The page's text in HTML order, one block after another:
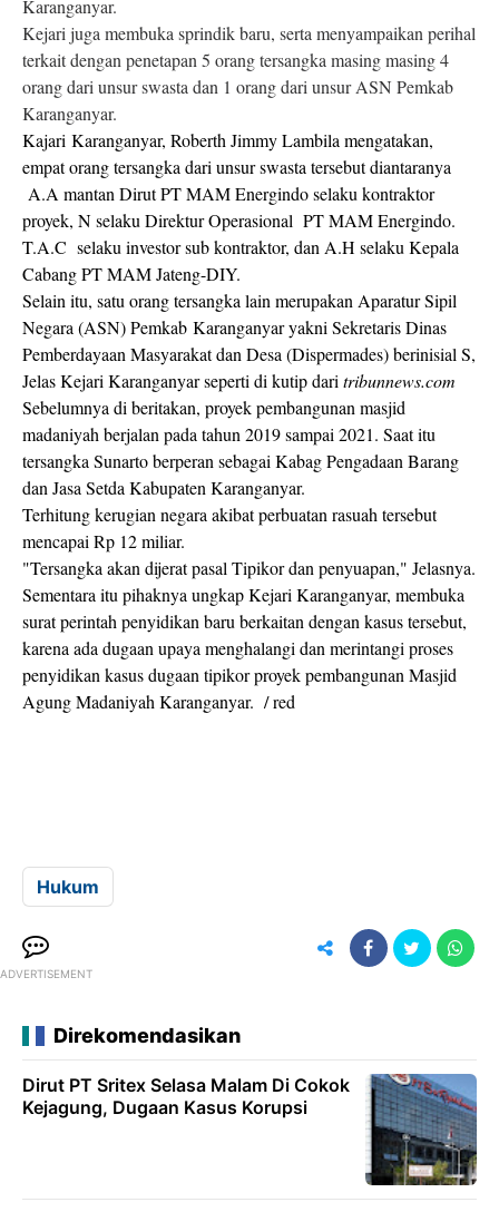
Karanganyar.
Kejari juga membuka sprindik baru, serta menyampaikan perihal
terkait dengan penetapan 5 orang tersangka masing masing 4
orang dari unsur swasta dan 1 orang dari unsur ASN Pemkab
Karanganyar.
Kajari Karanganyar, Roberth Jimmy Lambila mengatakan,
empat orang tersangka dari unsur swasta tersebut diantaranya
A.A mantan Dirut PT MAM Energindo selaku kontraktor
proyek, N selaku Direktur Operasional PT MAM Energindo.
T.A.C selaku investor sub kontraktor, dan A.H selaku Kepala
Cabang PT MAM Jateng-DIY.
Selain itu, satu orang tersangka lain merupakan Aparatur Sipil
Negara (ASN) Pemkab Karanganyar yakni Sekretaris Dinas
Pemberdayaan Masyarakat dan Desa (Dispermades) berinisial S,
Jelas Kejari Karanganyar seperti di kutip daritribunnews.com
Sebelumnya di beritakan, proyek pembangunan masjid
madaniyah berjalan pada tahun 2019 sampai 2021. Saat itu
tersangka Sunarto berperan sebagai Kabag Pengadaan Barang
dan Jasa Setda Kabupaten Karanganyar.
Terhitung kerugian negara akibat perbuatan rasuah tersebut
mencapai Rp 12 miliar.
"Tersangka akan dijerat pasal Tipikor dan penyuapan," Jelasnya.
Sementara itu pihaknya ungkap Kejari Karanganyar, membuka
surat perintah penyidikan baru berkaitan dengan kasus tersebut,
karena ada dugaan upaya menghalangi dan merintangi proses
penyidikan kasus dugaan tipikor proyek pembangunan Masjid
Agung Madaniyah Karanganyar. / red
Hukum
ADVERTISEMENT
Direkomendasikan
Dirut PT Sritex Selasa Malam Di Cokok
Kejagung, Dugaan Kasus Korupsi